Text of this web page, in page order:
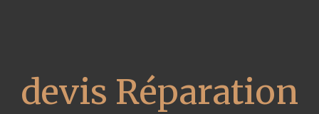
devis Réparation